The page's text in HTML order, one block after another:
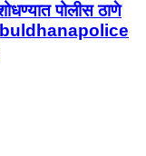
पोलीस ठाणे